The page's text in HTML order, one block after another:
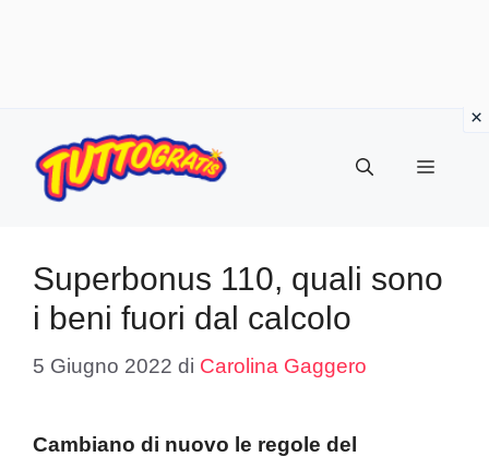
contenuto
Menu
Superbonus 110, quali sono
i beni fuori dal calcolo
5 Giugno 2022 di Carolina Gaggero
Cambiano di nuovo le regole del